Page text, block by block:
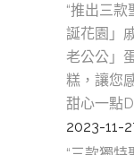
“推出三
誕花園」
老公公」
糕，讓您
甜心一點
2023-11-